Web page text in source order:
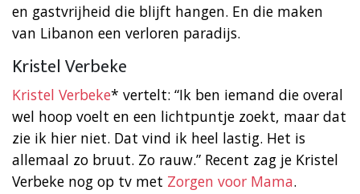
en gastvrijheid die blijft hangen. En die maken
van Libanon een verloren paradijs.
Kristel Verbeke
Kristel Verbeke* vertelt: “Ik ben iemand die overal
wel hoop voelt en een lichtpuntje zoekt, maar dat
zie ik hier niet. Dat vind ik heel lastig. Het is
allemaal zo bruut. Zo rauw.” Recent zag je Kristel
Verbeke nog op tv met Zorgen voor Mama.